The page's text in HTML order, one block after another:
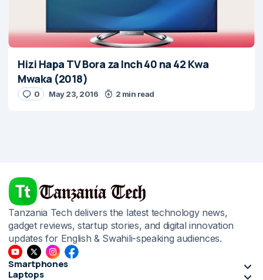
Hizi Hapa TV Bora za Inch 40 na 42 Kwa
Mwaka (2018)
0 May 23, 2016 2 min read
Tanzania Tech delivers the latest technology news,
gadget reviews, startup stories, and digital innovation
updates for English & Swahili-speaking audiences.
Smartphones
Laptops